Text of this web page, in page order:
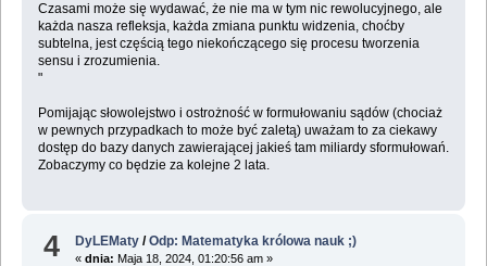
Czasami może się wydawać, że nie ma w tym nic rewolucyjnego, ale
każda nasza refleksja, każda zmiana punktu widzenia, choćby
subtelna, jest częścią tego niekończącego się procesu tworzenia
sensu i zrozumienia.
"
Pomijając słowolejstwo i ostrożność w formułowaniu sądów (chociaż
w pewnych przypadkach to może być zaletą) uważam to za ciekawy
dostęp do bazy danych zawierającej jakieś tam miliardy sformułowań.
Zobaczymy co będzie za kolejne 2 lata.
4 DyLEMaty /Odp: Matematyka królowa nauk ;)
«dnia: Maja 18, 2024, 01:20:56 am »